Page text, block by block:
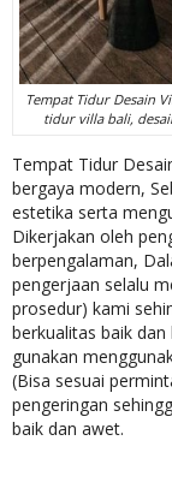
Tempat Tidur Desain
tidur villa bali,
Tempat Tidur
bergaya modern,
estetika serta
Dikerjakan oleh
berpengalaman,
pengerjaan selalu
prosedur) kami
berkualitas baik
gunakan
(Bisa sesuai
pengeringan
baik dan awet.